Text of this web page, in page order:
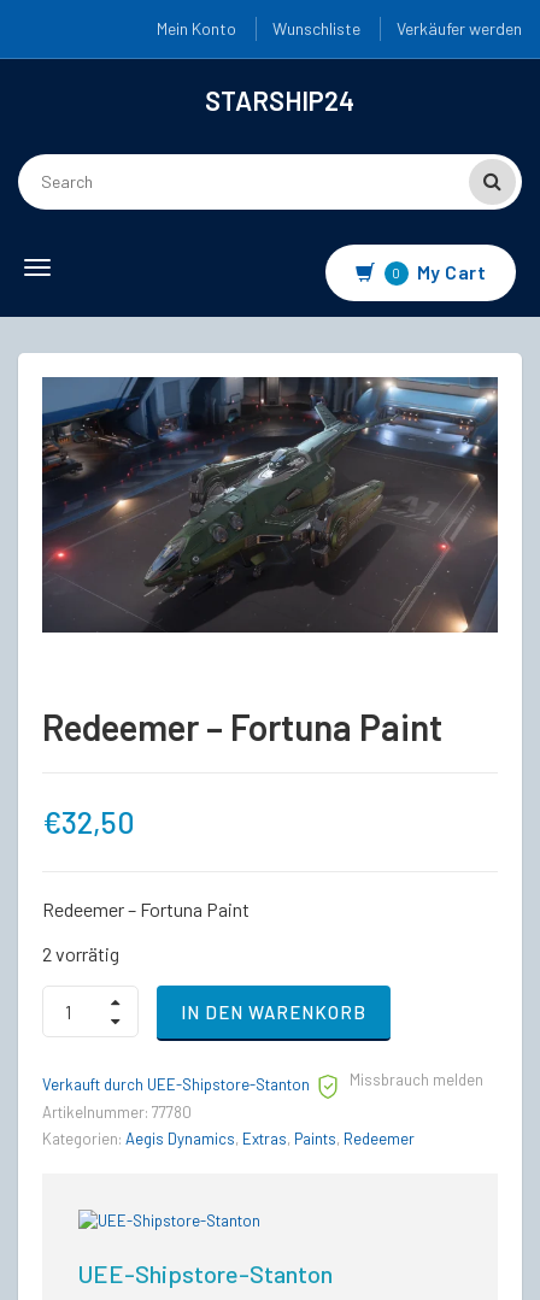
Mein Konto Wunschliste Verkäufer werden
STARSHIP24
Toggle
0 My Cart
Redeemer – Fortuna Paint
€32,50
Redeemer – Fortuna Paint
2 vorrätig
Redeemer
Fortuna
quantity
IN DEN WARENKORB
Verkauft durch UEE-Shipstore-Stanton
Missbrauch melden
Artikelnummer: 77780
Kategorien: Aegis Dynamics, Extras, Paints, Redeemer
UEE-Shipstore-Stanton